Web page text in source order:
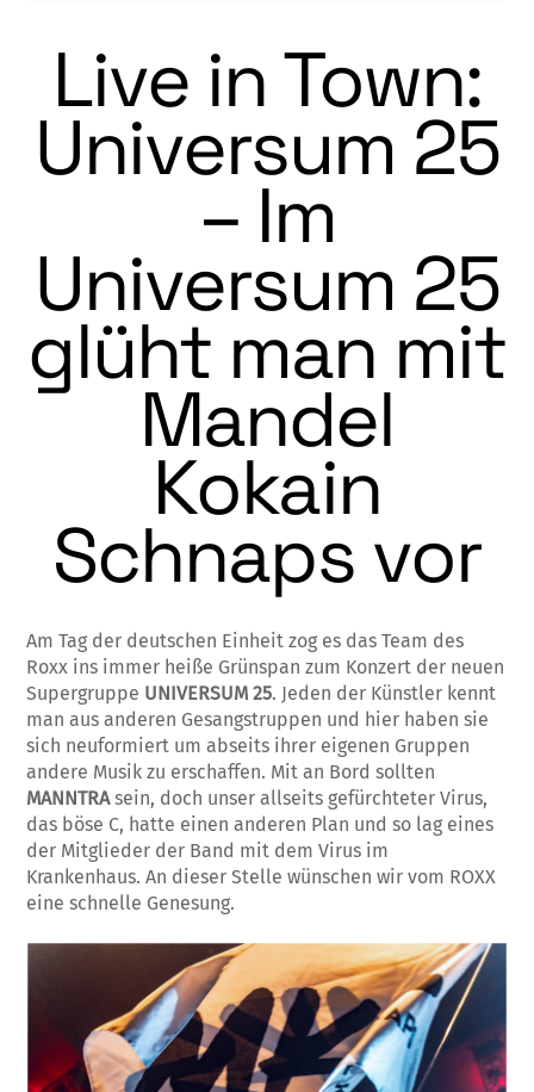
Live in Town:
Universum 25
– Im
Universum 25
glüht man mit
Mandel
Kokain
Schnaps vor
Am Tag der deutschen Einheit zog es das Team des
Roxx ins immer heiße Grünspan zum Konzert der neuen
Supergruppe UNIVERSUM 25. Jeden der Künstler kennt
man aus anderen Gesangstruppen und hier haben sie
sich neuformiert um abseits ihrer eigenen Gruppen
andere Musik zu erschaffen. Mit an Bord sollten
MANNTRAsein, doch unser allseits gefürchteter Virus,
das böse C, hatte einen anderen Plan und so lag eines
der Mitglieder der Band mit dem Virus im
Krankenhaus. An dieser Stelle wünschen wir vom ROXX
eine schnelle Genesung.